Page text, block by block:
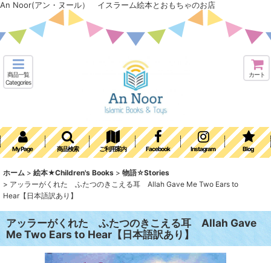
An Noor(アン・ヌール） イスラーム絵本とおもちゃのお店
商品一覧
Categories
カート
My Page 商品検索 ご利用案内 Facebook Instagram Blog
ホーム > 絵本★Children's Books > 物語☆Stories
> アッラーがくれた ふたつのきこえる耳 Allah Gave Me Two Ears to
Hear【日本語訳あり】
アッラーがくれた ふたつのきこえる耳 Allah Gave
Me Two Ears to Hear【日本語訳あり】